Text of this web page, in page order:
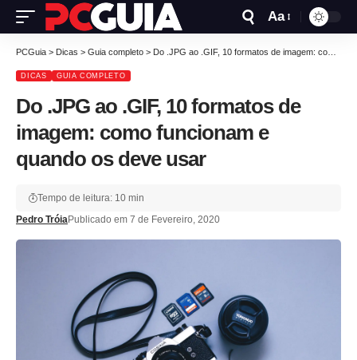
Aa
PCGuia > Dicas > Guia completo > Do .JPG ao .GIF, 10 formatos de imagem: como funcionam e quando os deve usar
DICAS GUIA COMPLETO
Do .JPG ao .GIF, 10 formatos de
imagem: como funcionam e
quando os deve usar
Pedro TróiaPublicado em 7 de Fevereiro, 2020
Tempo de leitura: 10 min